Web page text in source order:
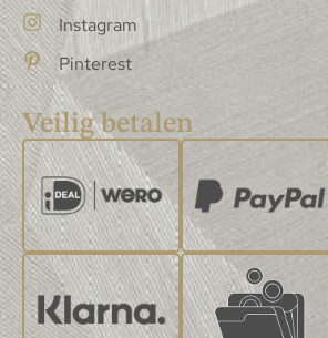
Instagram
Pinterest
Veilig betalen